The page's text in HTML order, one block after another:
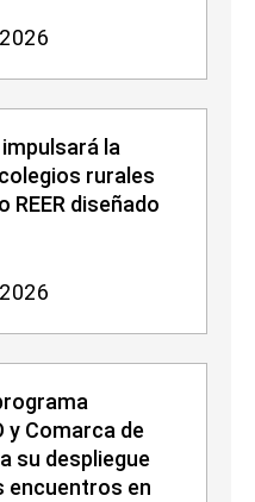
la
rurales
REER diseñado
y Comarca de
su despliegue
encuentros en